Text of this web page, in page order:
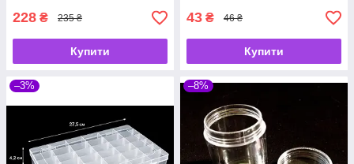
228 ₴ 235 ₴
Купити
43 ₴ 46 ₴
Купити
–3% –8%